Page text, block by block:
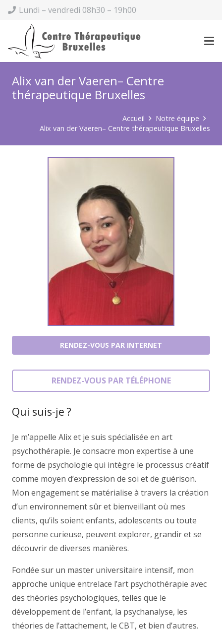
Lundi – vendredi 08h30 – 19h00
Alix van der Vaeren– Centre
thérapeutique Bruxelles
Accueil
Notre équipe
Alix van der Vaeren– Centre thérapeutique Bruxelles
RENDEZ-VOUS PAR INTERNET
RENDEZ-VOUS PAR TÉLÉPHONE
Qui suis-je ?
Je m’appelle Alix et je suis spécialisée en art
psychothérapie. Je consacre mon expertise à une
forme de psychologie qui intègre le processus créatif
comme moyen d’expression de soi et de guérison.
Mon engagement se matérialise à travers la création
d’un environnement sûr et bienveillant où mes
clients, qu’ils soient enfants, adolescents ou toute
personne curieuse, peuvent explorer, grandir et se
découvrir de diverses manières.
Fondée sur un master universitaire intensif, mon
approche unique entrelace l’art psychothérapie avec
des théories psychologiques, telles que le
développement de l’enfant, la psychanalyse, les
théories de l’attachement, le CBT, et bien d’autres.